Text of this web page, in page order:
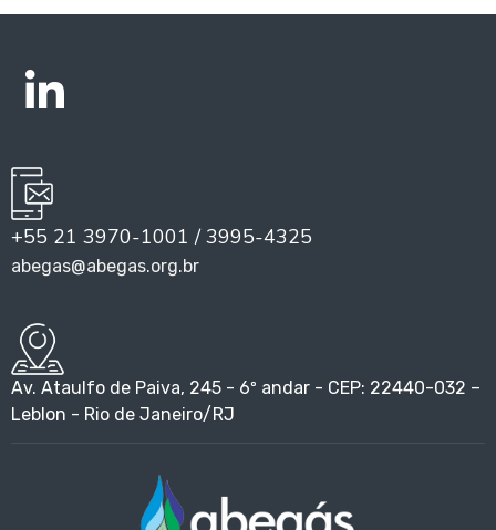
+55 21 3970-1001 / 3995-4325
abegas@abegas.org.br
Av. Ataulfo de Paiva, 245 - 6º andar - CEP: 22440-032 –
Leblon - Rio de Janeiro/RJ